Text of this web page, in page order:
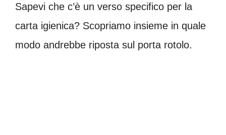
Sapevi che c’è un verso specifico per la
carta igienica? Scopriamo insieme in quale
modo andrebbe riposta sul porta rotolo.